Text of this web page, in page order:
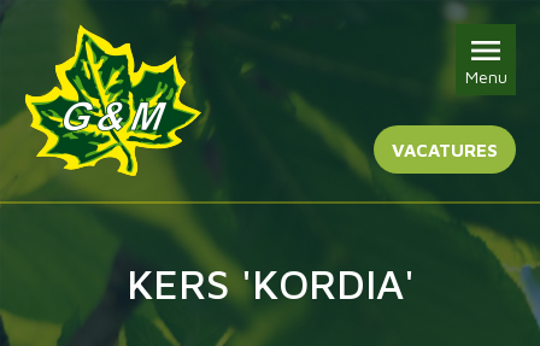
Menu
VACATURES
KERS 'KORDIA'